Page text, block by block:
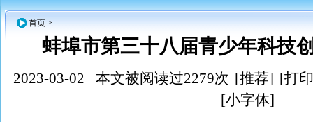
首页 >
蚌埠市第三十八届青少年科技
2023-03-02 本文被阅读过2279次 [推荐] [打
[小字体]